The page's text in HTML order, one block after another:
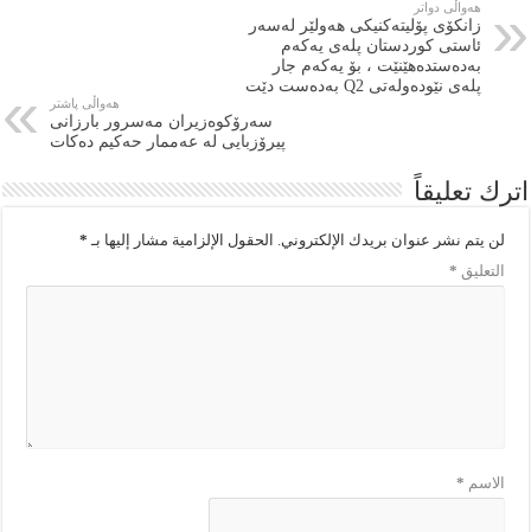
هەواڵی دواتر
زانکۆی پۆلیتەکنیکی هەولێر لەسەر
ئاستی کوردستان پلەی یەکەم
بەدەستدەهێنێت ، بۆ یەکەم جار
پلەی نێودەولەتی Q2 بەدەست دێت
هەواڵی پاشتر
سەرۆکوەزیران مەسرور بارزانی
پیرۆزبایی لە عەممار حەکیم دەکات
اترك تعليقاً
لن يتم نشر عنوان بريدك الإلكتروني. الحقول الإلزامية مشار إليها بـ *
التعليق *
الاسم *